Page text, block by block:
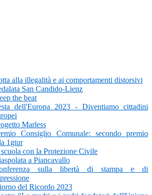
alla illegalità e ai comportamenti distorsivi
San Candido-Lienz
the beat
dell'Europa 2023 - Diventiamo cittadini
Marless
Consiglio Comunale: secondo premio
1gtur
con la Protezione Civile
a Piancavallo
sulla libertà di stampa e di
del Ricordo 2023